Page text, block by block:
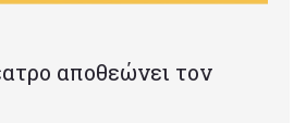
αποθεώνει τον